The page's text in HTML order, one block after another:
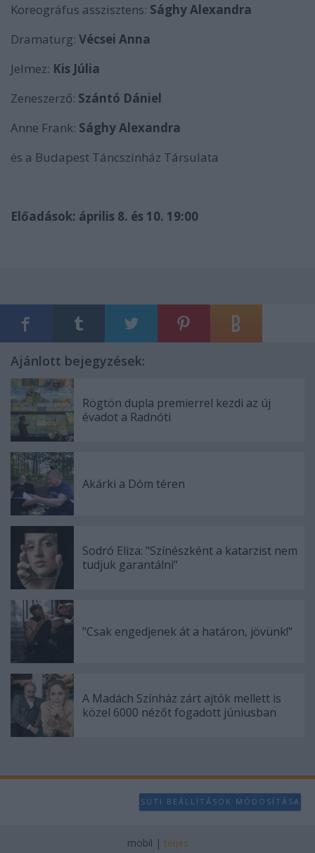
Koreográfus asszisztens: Sághy Alexandra
Dramaturg: Vécsei Anna
Jelmez: Kis Júlia
Zeneszerző: Szántó Dániel
Anne Frank: Sághy Alexandra
és a Budapest Táncszínház Társulata
Előadások: április 8. és 10. 19:00
Ajánlott bejegyzések:
Rögtön dupla premierrel kezdi az új
évadot a Radnóti
Akárki a Dóm téren
Sodró Eliza: "Színészként a katarzist nem
tudjuk garantálni"
"Csak engedjenek át a határon, jövünk!"
A Madách Színház zárt ajtók mellett is
közel 6000 nézőt fogadott júniusban
SÜTI BEÁLLÍTÁSOK MÓDOSÍTÁSA
mobil | teljes